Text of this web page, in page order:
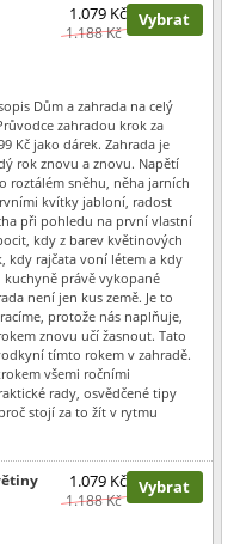
1.079 Kč
1.188 Kč
Vybrat
Dům a zahrada na celý
zahradou krok za
Kč jako dárek. Zahrada je
rok znovu a znovu. Napětí
roztálém sněhu, něha jarních
kvítky jabloní, radost
při pohledu na první vlastní
kdy z barev květinových
kdy rajčata voní létem a kdy
právě vykopané
není jen kus země. Je to
protože nás naplňuje,
znovu učí žasnout. Tato
tímto rokem v zahradě.
všemi ročními
rady, osvědčené tipy
stojí za to žít v rytmu
1.079 Kč
1.188 Kč
Vybrat